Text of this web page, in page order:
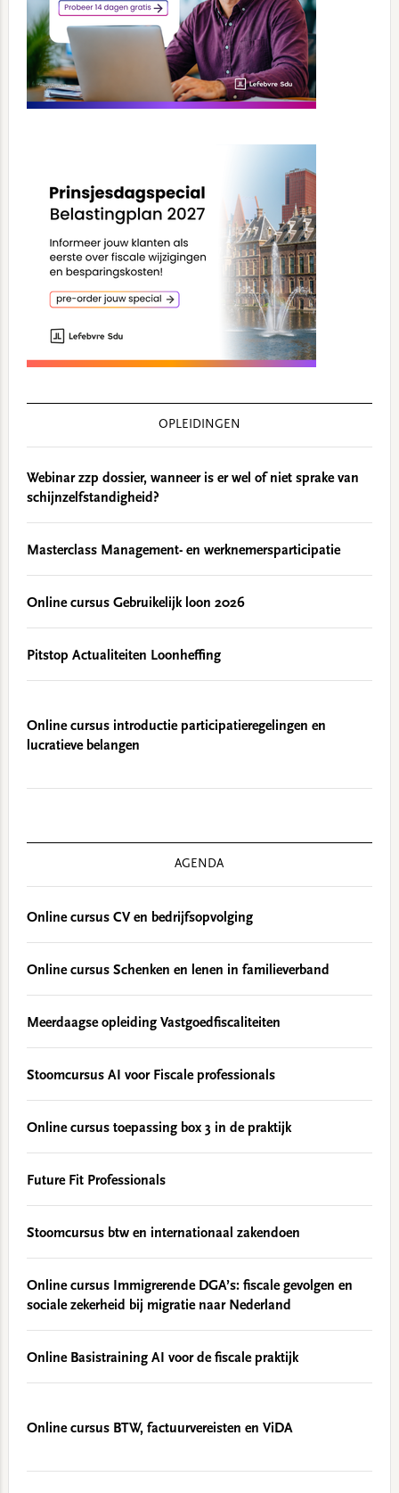
OPLEIDINGEN
Webinar zzp dossier, wanneer is er wel of niet sprake van
schijnzelfstandigheid?
Masterclass Management- en werknemersparticipatie
Online cursus Gebruikelijk loon 2026
Pitstop Actualiteiten Loonheffing
Online cursus introductie participatieregelingen en
lucratieve belangen
AGENDA
Online cursus CV en bedrijfsopvolging
Online cursus Schenken en lenen in familieverband
Meerdaagse opleiding Vastgoedfiscaliteiten
Stoomcursus AI voor Fiscale professionals
Online cursus toepassing box 3 in de praktijk
Future Fit Professionals
Stoomcursus btw en internationaal zakendoen
Online cursus Immigrerende DGA’s: fiscale gevolgen en
sociale zekerheid bij migratie naar Nederland
Online Basistraining AI voor de fiscale praktijk
Online cursus BTW, factuurvereisten en ViDA